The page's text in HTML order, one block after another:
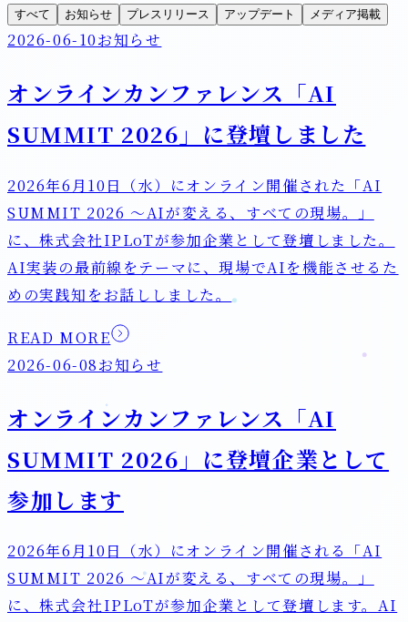
すべて お知らせ プレスリリース アップデート メディア掲載
2026-06-10お知らせ
オンラインカンファレンス「AI
SUMMIT 2026」に登壇しました
2026年6月10日（水）にオンライン開催された「AI
SUMMIT 2026 〜AIが変える、すべての現場。」
に、株式会社IPLoTが参加企業として登壇しました。
AI実装の最前線をテーマに、現場でAIを機能させるた
めの実践知をお話ししました。
READ MORE
2026-06-08お知らせ
オンラインカンファレンス「AI
SUMMIT 2026」に登壇企業として
参加します
2026年6月10日（水）にオンライン開催される「AI
SUMMIT 2026 〜AIが変える、すべての現場。」
に、株式会社IPLoTが参加企業として登壇します。AI